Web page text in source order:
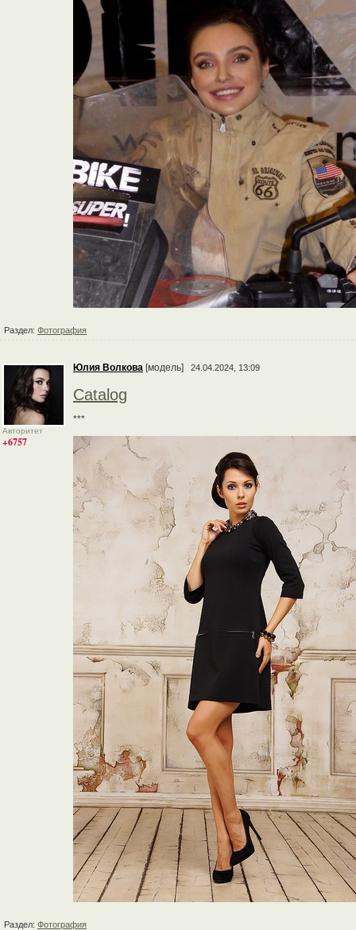
Раздел: Фотография
Авторитет
+6757
Юлия Волкова [модель] 24.04.2024, 13:09
Catalog
***
Раздел: Фотография